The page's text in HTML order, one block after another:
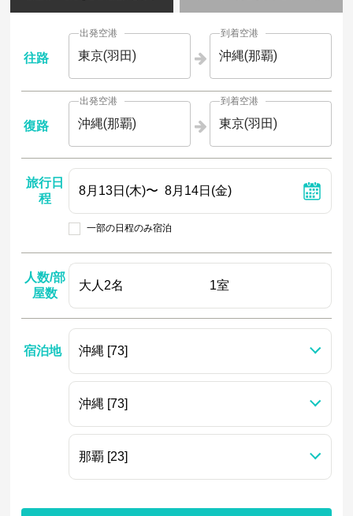
往路
出発空港
東京(羽田)
到着空港
沖縄(那覇)
復路
出発空港
沖縄(那覇)
到着空港
東京(羽田)
旅行日
程
一部の日程のみ宿泊
人数/部
屋数
宿泊地